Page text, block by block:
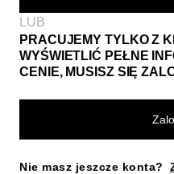
LUB
PRACUJEMY TYLKO Z
WYŚWIETLIĆ PEŁNE
CENIE, MUSISZ SIĘ
Nie masz jeszcze konta?